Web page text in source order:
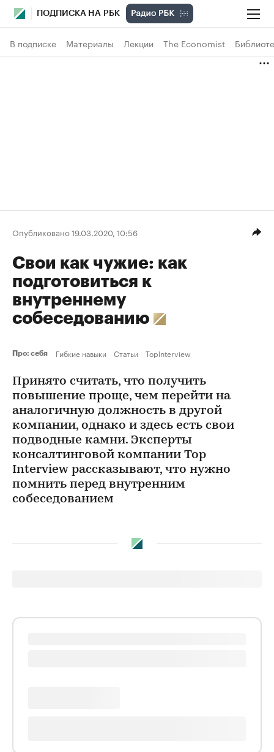
ПОДПИСКА НА РБК
В подписке Материалы Лекции The Economist
Опубликовано 19.03.2020, 10:56
Свои как чужие: как
подготовиться к
внутреннему
собеседованию
Про: себя Гибкие навыки Статьи TopInterview
Принято считать, что получить
повышение проще, чем перейти на
аналогичную должность в другой
компании, однако и здесь есть свои
подводные камни. Эксперты
консалтинговой компании Top
Interview рассказывают, что нужно
помнить перед внутренним
собеседованием